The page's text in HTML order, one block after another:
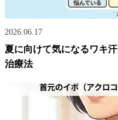
2026.06.17
夏に向けて気になるワキ
治療法